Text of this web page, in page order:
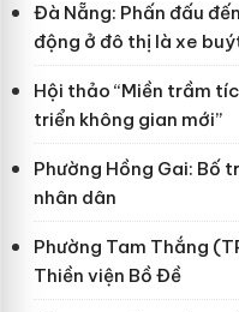
Đà Nẵng: Phấn đấu
động ở đô thị là xe
Hội thảo “Miền trầm
triển không gian mới”
Phường Hồng Gai: Bố
nhân dân
Phường Tam Thắng
Thiền viện Bồ Đề